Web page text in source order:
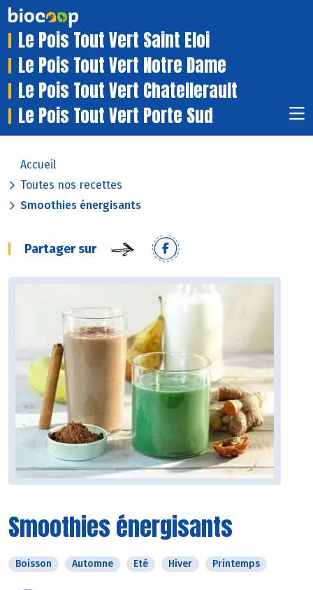
Le Pois Tout Vert Saint Eloi
Le Pois Tout Vert Notre Dame
Le Pois Tout Vert Chatellerault
Le Pois Tout Vert Porte Sud
Accueil
Toutes nos recettes
Smoothies énergisants
Partager sur
Smoothies énergisants
Boisson Automne Eté Hiver Printemps